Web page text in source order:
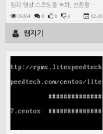
림과 영상 스트림을 녹화, 변환할…
36364 0 0 0 02-28
웹지기